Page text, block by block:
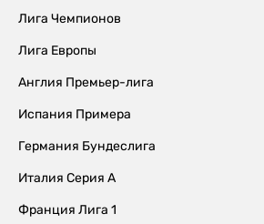
Лига Чемпионов
Лига Европы
Англия Премьер-лига
Испания Примера
Германия Бундеслига
Италия Серия А
Франция Лига 1